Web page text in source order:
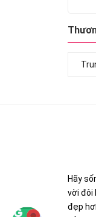
Hãy
vời đôi
đẹp